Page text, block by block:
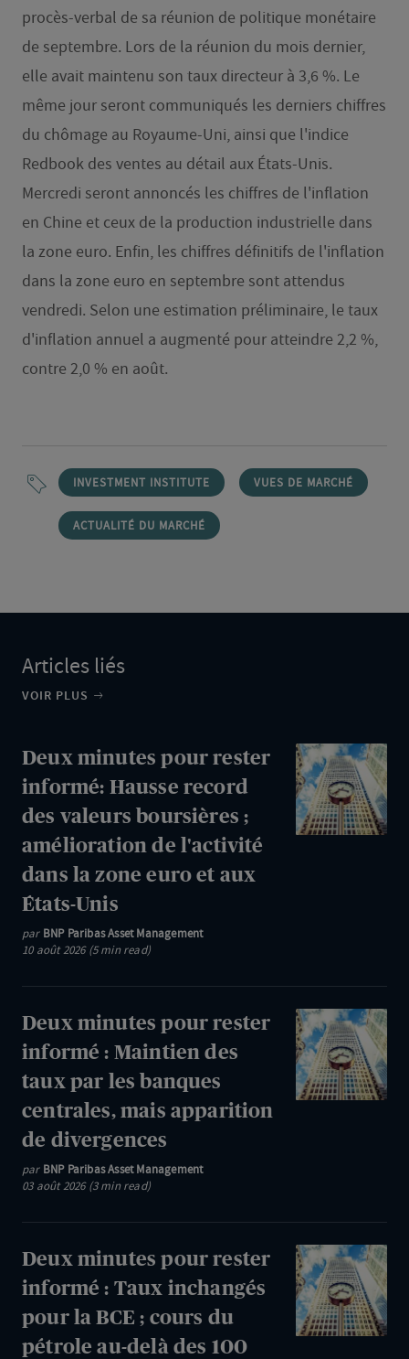
procès-verbal de sa réunion de politique monétaire
de septembre. Lors de la réunion du mois dernier,
elle avait maintenu son taux directeur à 3,6 %. Le
même jour seront communiqués les derniers chiffres
du chômage au Royaume-Uni, ainsi que l'indice
Redbook des ventes au détail aux États-Unis.
Mercredi seront annoncés les chiffres de l'inflation
en Chine et ceux de la production industrielle dans
la zone euro. Enfin, les chiffres définitifs de l'inflation
dans la zone euro en septembre sont attendus
vendredi. Selon une estimation préliminaire, le taux
d'inflation annuel a augmenté pour atteindre 2,2 %,
contre 2,0 % en août.
INVESTMENT INSTITUTE VUES DE MARCHÉ
ACTUALITÉ DU MARCHÉ
Articles liés
VOIR PLUS
Deux
minutes
pour
rester
amélioration
de
l'activité
dans
aux
États-
Unis
Deux minutes pour rester
informé: Hausse record
des valeurs boursières ;
amélioration de l'activité
dans la zone euro et aux
États-Unis
par BNP Paribas Asset Management
10 août 2026 (5 min read)
Deux
minutes
pour
rester
taux
par
les
banques
centrales,
mais
Deux minutes pour rester
informé : Maintien des
taux par les banques
centrales, mais apparition
de divergences
par BNP Paribas Asset Management
03 août 2026 (3 min read)
Deux
minutes
pour
rester
Deux minutes pour rester
informé : Taux inchangés
pour la BCE ; cours du
pétrole au-delà des 100